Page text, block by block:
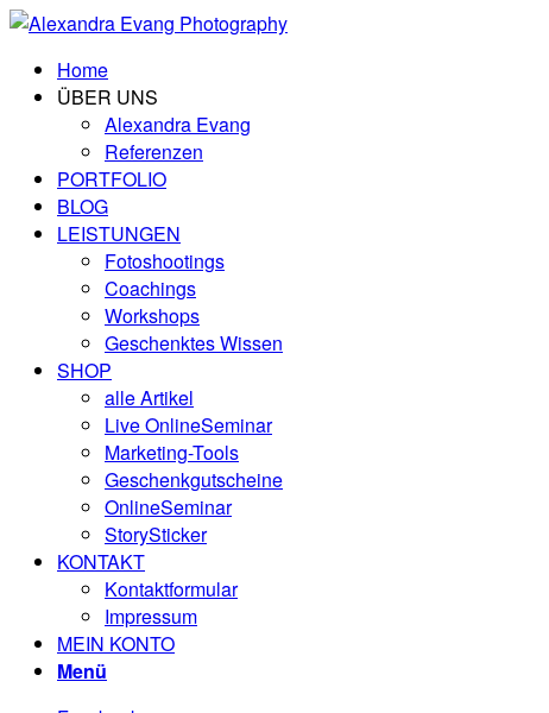
Home
ÜBER UNS
Alexandra Evang
Referenzen
PORTFOLIO
BLOG
LEISTUNGEN
Fotoshootings
Coachings
Workshops
Geschenktes Wissen
SHOP
alle Artikel
Live OnlineSeminar
Marketing-Tools
Geschenkgutscheine
OnlineSeminar
StorySticker
KONTAKT
Kontaktformular
Impressum
MEIN KONTO
Menü